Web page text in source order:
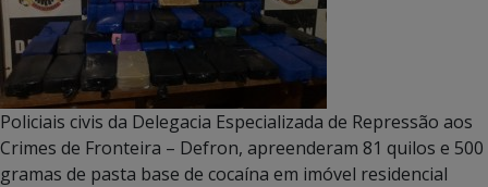
Policiais civis da Delegacia Especializada de Repressão aos
Crimes de Fronteira – Defron, apreenderam 81 quilos e 500
gramas de pasta base de cocaína em imóvel residencial